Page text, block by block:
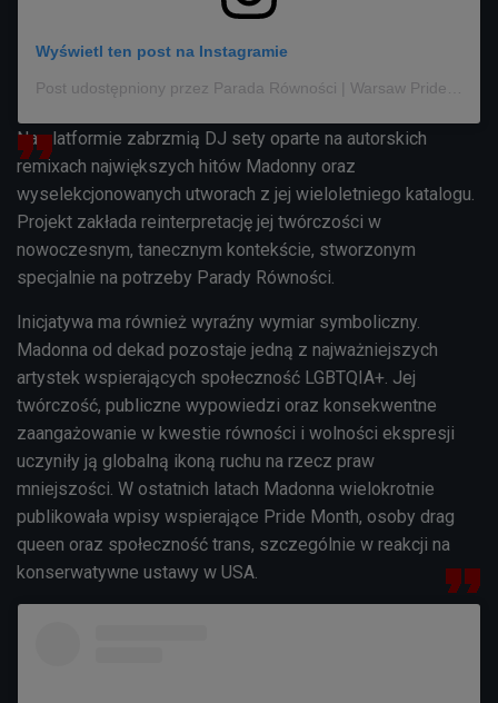
Wyświetl ten post na Instagramie
Post udostępniony przez Parada Równości | Warsaw Pride (@paradarownosci_warsawpride)
Na platformie zabrzmią DJ sety oparte na autorskich
remixach największych hitów Madonny oraz
wyselekcjonowanych utworach z jej wieloletniego katalogu.
Projekt zakłada reinterpretację jej twórczości w
nowoczesnym, tanecznym kontekście, stworzonym
specjalnie na potrzeby Parady Równości.
Inicjatywa ma również wyraźny wymiar symboliczny.
Madonna od dekad pozostaje jedną z najważniejszych
artystek wspierających społeczność LGBTQIA+. Jej
twórczość, publiczne wypowiedzi oraz konsekwentne
zaangażowanie w kwestie równości i wolności ekspresji
uczyniły ją globalną ikoną ruchu na rzecz praw
mniejszości. W ostatnich latach Madonna wielokrotnie
publikowała wpisy wspierające Pride Month, osoby drag
queen oraz społeczność trans, szczególnie w reakcji na
konserwatywne ustawy w USA.